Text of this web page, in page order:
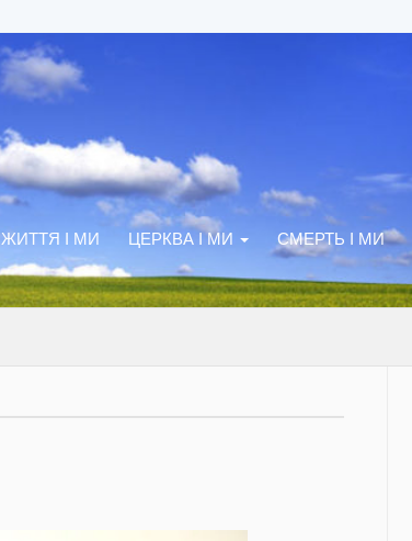
ЖИТТЯ І МИ ЦЕРКВА І МИ СМЕРТЬ І МИ